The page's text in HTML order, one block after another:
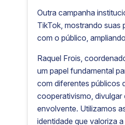
Outra campanha
TikTok, mostrando suas
com o público,
Raquel Frois,
um papel fundamental
com diferentes públicos
cooperativismo,
envolvente. Utilizamos
identidade que valoriza